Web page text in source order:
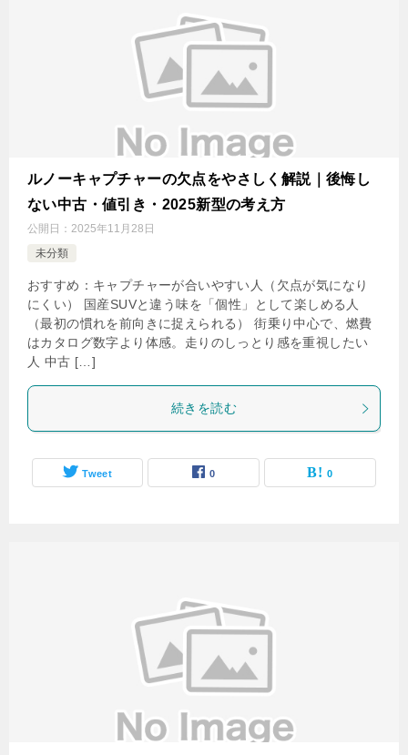
ルノーキャプチャーの欠点をやさしく解説｜後悔し
ない中古・値引き・2025新型の考え方
公開日： 2025年11月28日
未分類
おすすめ：キャプチャーが合いやすい人（欠点が気になり
にくい） 国産SUVと違う味を「個性」として楽しめる人
（最初の慣れを前向きに捉えられる） 街乗り中心で、燃費
はカタログ数字より体感。走りのしっとり感を重視したい
人 中古 […]
続きを読む
Tweet 0 0